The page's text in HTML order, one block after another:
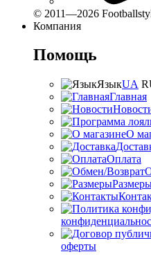
© 2011—2026
Компания
Помощь
ЯзыкUA
Главная
О
Оплата
оферты